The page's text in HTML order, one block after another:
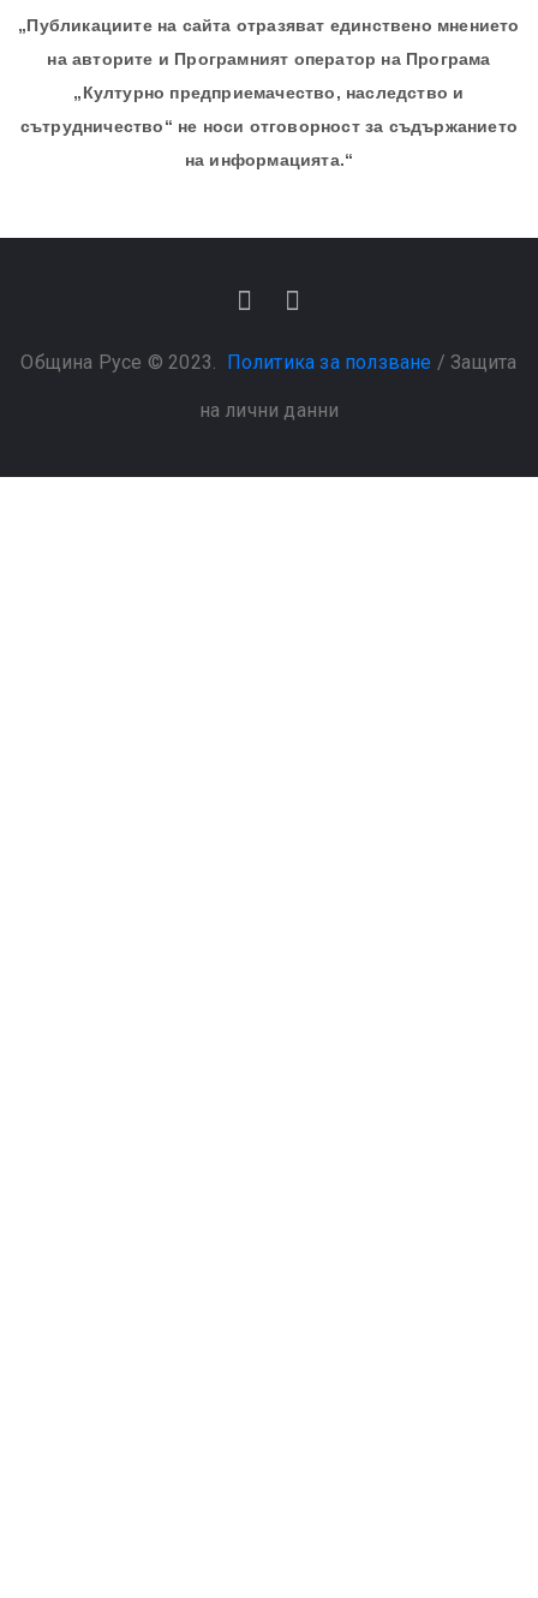
„Публикациите на сайта отразяват единствено мнението
на авторите и Програмният оператор на Програма
„Културно предприемачество, наследство и
сътрудничество“ не носи отговорност за съдържанието
на информацията.“
Община Русе © 2023. Политика за ползване / Защита
на лични данни